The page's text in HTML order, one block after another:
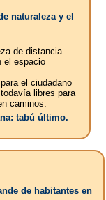
naturaleza y el
de distancia.
el espacio
el ciudadano
libres para
caminos.
tabú último.
de habitantes en